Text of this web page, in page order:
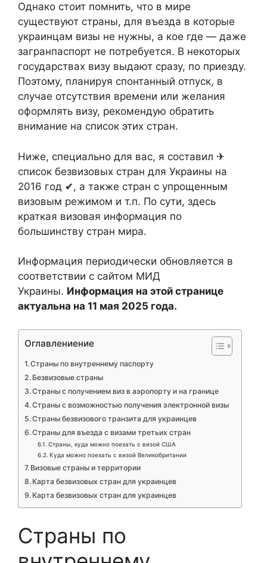
Однако стоит помнить, что в мире
существуют страны, для въезда в которые
украинцам визы не нужны, а кое где — даже
загранпаспорт не потребуется. В некоторых
государствах визу выдают сразу, по приезду.
Поэтому, планируя спонтанный отпуск, в
случае отсутствия времени или желания
оформлять визу, рекомендую обратить
внимание на список этих стран.
Ниже, специально для вас, я составил ✈
список безвизовых стран для Украины на
2016 год ✔, а также стран с упрощенным
визовым режимом и т.п. По сути, здесь
краткая визовая информация по
большинству стран мира.
Информация периодически обновляется в
соответствии с сайтом МИД
Украины. Информация на этой странице
актуальна на 11 мая 2025 года.
Оглавлениение
Страны по внутреннему паспорту
Безвизовые страны
Страны с получением виз в аэропорту и на границе
Страны с возможностью получения электронной визы
Страны безвизового транзита для украинцев
Страны для въезда с визами третьих стран
Страны, куда можно поехать с визой США
Куда можно поехать с визой Великобритании
Визовые страны и территории
Карта безвизовых стран для украинцев
Карта безвизовых стран для украинцев
Страны по